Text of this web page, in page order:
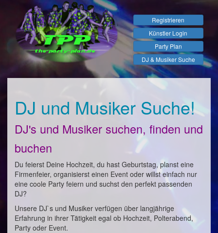
Registrieren
Künstler Login
Party Plan
DJ & Musiker Suche
DJ und Musiker Suche!
DJ's und Musiker suchen, finden und
buchen
Du feierst Deine Hochzeit, du hast Geburtstag, planst eine
Firmenfeier, organisierst einen Event oder willst einfach nur
eine coole Party feiern und suchst den perfekt passenden
DJ?
Unsere DJ`s und Musiker verfügen über langjährige
Erfahrung in ihrer Tätigkeit egal ob Hochzeit, Polterabend,
Party oder Event.